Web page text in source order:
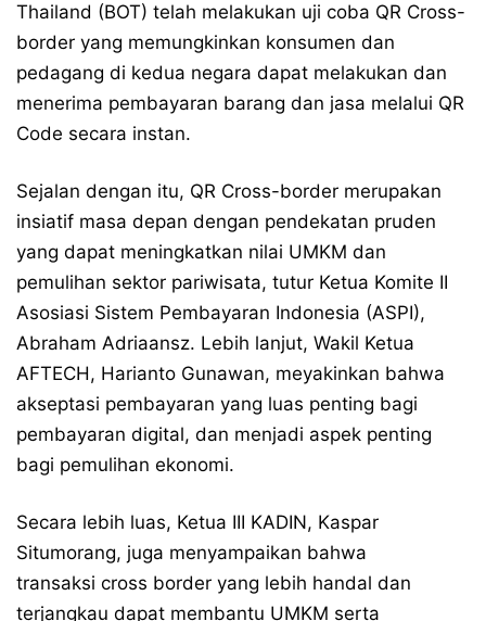
Thailand (BOT) telah melakukan uji coba QR Cross-
border yang memungkinkan konsumen dan
pedagang di kedua negara dapat melakukan dan
menerima pembayaran barang dan jasa melalui QR
Code secara instan.
Sejalan dengan itu, QR Cross-border merupakan
insiatif masa depan dengan pendekatan pruden
yang dapat meningkatkan nilai UMKM dan
pemulihan sektor pariwisata, tutur Ketua Komite II
Asosiasi Sistem Pembayaran Indonesia (ASPI),
Abraham Adriaansz. Lebih lanjut, Wakil Ketua
AFTECH, Harianto Gunawan, meyakinkan bahwa
akseptasi pembayaran yang luas penting bagi
pembayaran digital, dan menjadi aspek penting
bagi pemulihan ekonomi.
Secara lebih luas, Ketua III KADIN, Kaspar
Situmorang, juga menyampaikan bahwa
transaksi cross border yang lebih handal dan
terjangkau dapat membantu UMKM serta